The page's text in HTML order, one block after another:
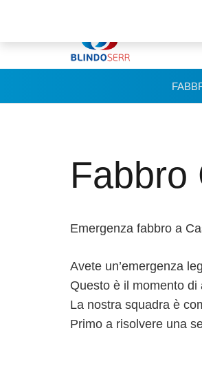
Fabbro
Emergenza fabbro a
Avete un’emergenza
Questo è il momento
La nostra squadra è
Primo a risolvere una